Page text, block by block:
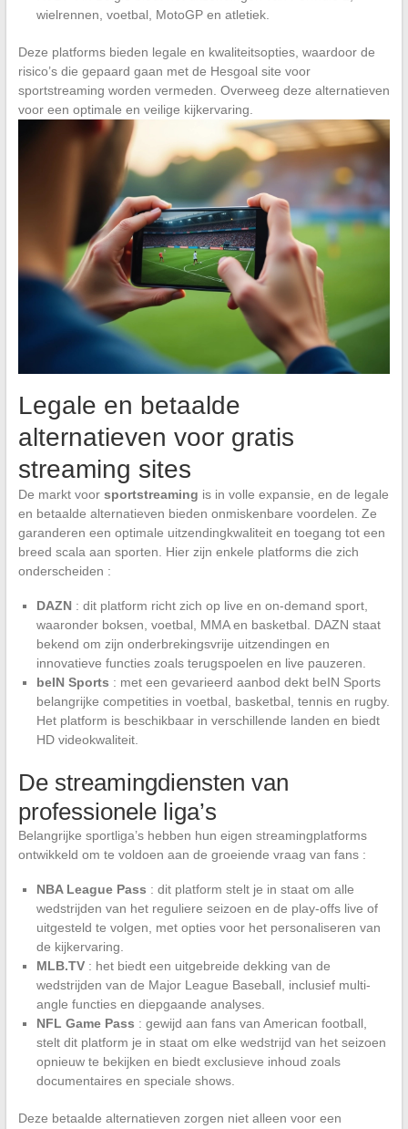
wielrennen, voetbal, MotoGP en atletiek.
Deze platforms bieden legale en kwaliteitsopties, waardoor de
risico’s die gepaard gaan met de Hesgoal site voor
sportstreaming worden vermeden. Overweeg deze alternatieven
voor een optimale en veilige kijkervaring.
Legale en betaalde
alternatieven voor gratis
streaming sites
De markt voor sportstreaming is in volle expansie, en de legale
en betaalde alternatieven bieden onmiskenbare voordelen. Ze
garanderen een optimale uitzendingkwaliteit en toegang tot een
breed scala aan sporten. Hier zijn enkele platforms die zich
onderscheiden :
DAZN: dit platform richt zich op live en on-demand sport,
waaronder boksen, voetbal, MMA en basketbal. DAZN staat
bekend om zijn onderbrekingsvrije uitzendingen en
innovatieve functies zoals terugspoelen en live pauzeren.
beIN Sports : met een gevarieerd aanbod dekt beIN Sports
belangrijke competities in voetbal, basketbal, tennis en rugby.
Het platform is beschikbaar in verschillende landen en biedt
HD videokwaliteit.
De streamingdiensten van
professionele liga’s
Belangrijke sportliga’s hebben hun eigen streamingplatforms
ontwikkeld om te voldoen aan de groeiende vraag van fans :
NBA League Pass : dit platform stelt je in staat om alle
wedstrijden van het reguliere seizoen en de play-offs live of
uitgesteld te volgen, met opties voor het personaliseren van
de kijkervaring.
MLB.TV: het biedt een uitgebreide dekking van de
wedstrijden van de Major League Baseball, inclusief multi-
angle functies en diepgaande analyses.
NFL Game Pass : gewijd aan fans van American football,
stelt dit platform je in staat om elke wedstrijd van het seizoen
opnieuw te bekijken en biedt exclusieve inhoud zoals
documentaires en speciale shows.
Deze betaalde alternatieven zorgen niet alleen voor een